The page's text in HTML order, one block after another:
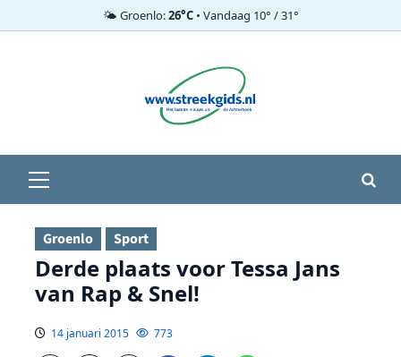
🌤️ Groenlo:26°C• Vandaag 10° / 31°
menu
Groenlo Sport
Derde plaats voor Tessa Jans
van Rap & Snel!
14 januari 2015 773